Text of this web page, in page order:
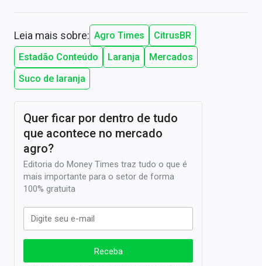
Leia mais sobre: Agro Times
CitrusBR
Estadão Conteúdo
Laranja
Mercados
Suco de laranja
Quer ficar por dentro de tudo
que acontece no mercado
agro?
Editoria do Money Times traz tudo o que é
mais importante para o setor de forma
100% gratuita